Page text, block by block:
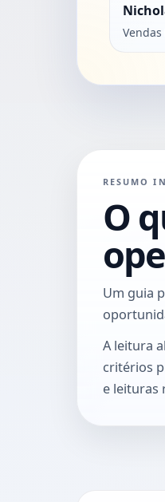
RESUMO
O
Um guia
A leitura
critérios
e leituras